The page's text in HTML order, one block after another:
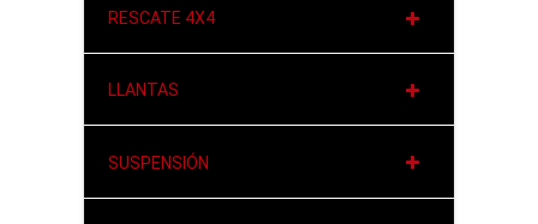
RESCATE 4X4
LLANTAS
SUSPENSIÓN